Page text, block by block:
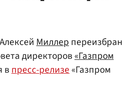
АлексейМиллерпереизбран
директоров«Газпром
впресс-релизе«Газпром